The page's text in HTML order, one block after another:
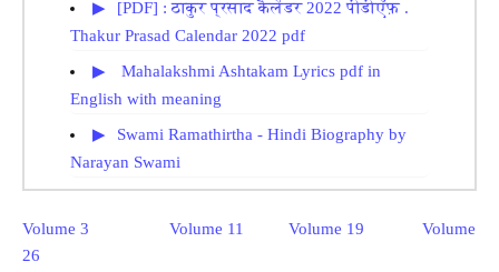
[PDF] : ठाकुर प्रसाद कैलेंडर 2022 पीडीऍफ़ .
Thakur Prasad Calendar 2022 pdf
Mahalakshmi Ashtakam Lyrics pdf in
English with meaning
Swami Ramathirtha - Hindi Biography by
Narayan Swami
Volume 3 Volume 11 Volume 19
Volume
26